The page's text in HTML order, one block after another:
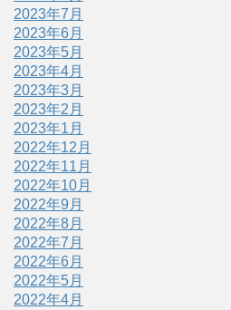
2023年7月
2023年6月
2023年5月
2023年4月
2023年3月
2023年2月
2023年1月
2022年12月
2022年11月
2022年10月
2022年9月
2022年8月
2022年7月
2022年6月
2022年5月
2022年4月